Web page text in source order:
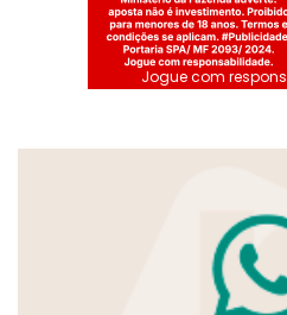
Jogue com